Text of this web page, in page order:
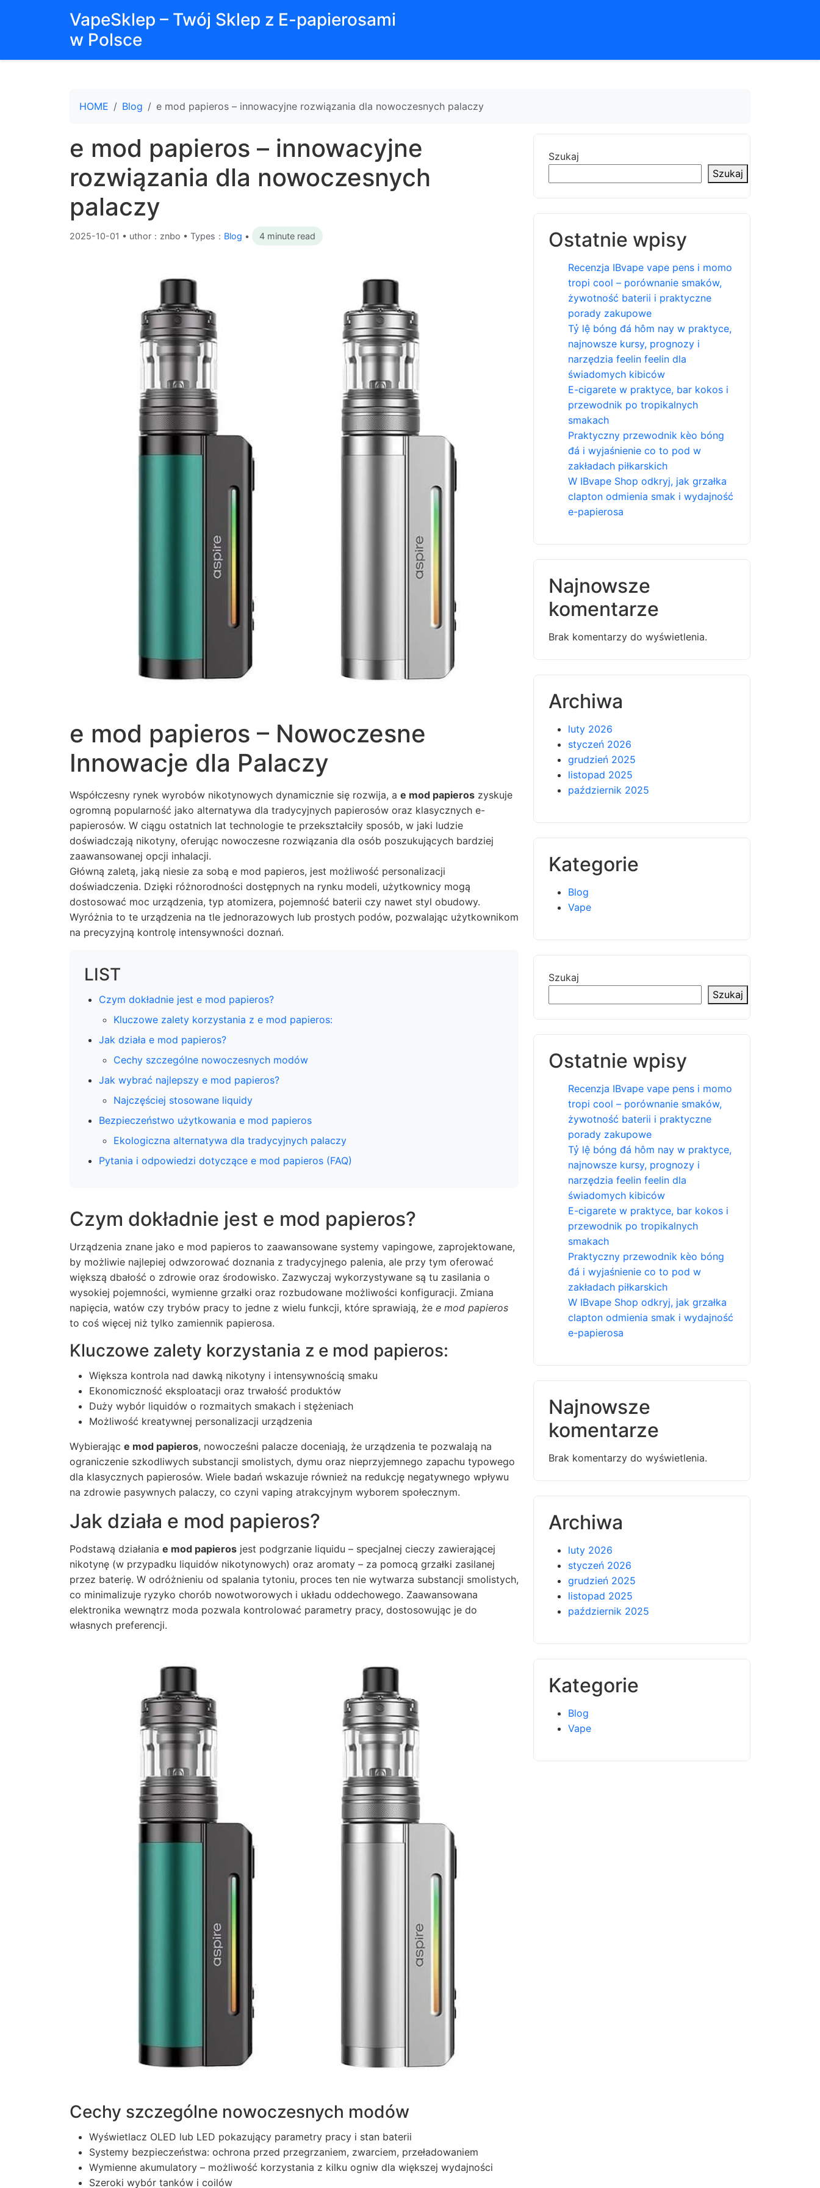
VapeSklep – Twój Sklep z E-papierosami
w Polsce
HOME Blog e mod papieros – innowacyjne rozwiązania dla nowoczesnych palaczy
e mod papieros – innowacyjne
rozwiązania dla nowoczesnych
palaczy
2025-10-01 • uthor：znbo • Types： Blog • 4 minute read
e mod papieros – Nowoczesne
Innowacje dla Palaczy
Współczesny rynek wyrobów nikotynowych dynamicznie się rozwija, a e mod papieros zyskuje
ogromną popularność jako alternatywa dla tradycyjnych papierosów oraz klasycznych e-
papierosów. W ciągu ostatnich lat technologie te przekształciły sposób, w jaki ludzie
doświadczają nikotyny, oferując nowoczesne rozwiązania dla osób poszukujących bardziej
zaawansowanej opcji inhalacji.
Główną zaletą, jaką niesie za sobą e mod papieros, jest możliwość personalizacji
doświadczenia. Dzięki różnorodności dostępnych na rynku modeli, użytkownicy mogą
dostosować moc urządzenia, typ atomizera, pojemność baterii czy nawet styl obudowy.
Wyróżnia to te urządzenia na tle jednorazowych lub prostych podów, pozwalając użytkownikom
na precyzyjną kontrolę intensywności doznań.
LIST
Czym dokładnie jest e mod papieros?
Kluczowe zalety korzystania z e mod papieros:
Jak działa e mod papieros?
Cechy szczególne nowoczesnych modów
Jak wybrać najlepszy e mod papieros?
Najczęściej stosowane liquidy
Bezpieczeństwo użytkowania e mod papieros
Ekologiczna alternatywa dla tradycyjnych palaczy
Pytania i odpowiedzi dotyczące e mod papieros (FAQ)
Czym dokładnie jest e mod papieros?
Urządzenia znane jako e mod papieros to zaawansowane systemy vapingowe, zaprojektowane,
by możliwie najlepiej odwzorować doznania z tradycyjnego palenia, ale przy tym oferować
większą dbałość o zdrowie oraz środowisko. Zazwyczaj wykorzystywane są tu zasilania o
wysokiej pojemności, wymienne grzałki oraz rozbudowane możliwości konfiguracji. Zmiana
napięcia, watów czy trybów pracy to jedne z wielu funkcji, które sprawiają, że e mod papieros
to coś więcej niż tylko zamiennik papierosa.
Kluczowe zalety korzystania z e mod papieros:
Większa kontrola nad dawką nikotyny i intensywnością smaku
Ekonomiczność eksploatacji oraz trwałość produktów
Duży wybór liquidów o rozmaitych smakach i stężeniach
Możliwość kreatywnej personalizacji urządzenia
Wybierając e mod papieros, nowocześni palacze doceniają, że urządzenia te pozwalają na
ograniczenie szkodliwych substancji smolistych, dymu oraz nieprzyjemnego zapachu typowego
dla klasycznych papierosów. Wiele badań wskazuje również na redukcję negatywnego wpływu
na zdrowie pasywnych palaczy, co czyni vaping atrakcyjnym wyborem społecznym.
Jak działa e mod papieros?
Podstawą działania e mod papieros jest podgrzanie liquidu – specjalnej cieczy zawierającej
nikotynę (w przypadku liquidów nikotynowych) oraz aromaty – za pomocą grzałki zasilanej
przez baterię. W odróżnieniu od spalania tytoniu, proces ten nie wytwarza substancji smolistych,
co minimalizuje ryzyko chorób nowotworowych i układu oddechowego. Zaawansowana
elektronika wewnątrz moda pozwala kontrolować parametry pracy, dostosowując je do
własnych preferencji.
Cechy szczególne nowoczesnych modów
Wyświetlacz OLED lub LED pokazujący parametry pracy i stan baterii
Systemy bezpieczeństwa: ochrona przed przegrzaniem, zwarciem, przeładowaniem
Wymienne akumulatory – możliwość korzystania z kilku ogniw dla większej wydajności
Szeroki wybór tanków i coilów
Szukaj
Szukaj
Ostatnie wpisy
Recenzja IBvape vape pens i momo
tropi cool – porównanie smaków,
żywotność baterii i praktyczne
porady zakupowe
Tỷ lệ bóng đá hôm nay w praktyce,
najnowsze kursy, prognozy i
narzędzia feelin feelin dla
świadomych kibiców
E-cigarete w praktyce, bar kokos i
przewodnik po tropikalnych
smakach
Praktyczny przewodnik kèo bóng
đá i wyjaśnienie co to pod w
zakładach piłkarskich
W IBvape Shop odkryj, jak grzałka
clapton odmienia smak i wydajność
e-papierosa
Najnowsze
komentarze
Brak komentarzy do wyświetlenia.
Archiwa
luty 2026
styczeń 2026
grudzień 2025
listopad 2025
październik 2025
Kategorie
Blog
Vape
Szukaj
Szukaj
Ostatnie wpisy
Recenzja IBvape vape pens i momo
tropi cool – porównanie smaków,
żywotność baterii i praktyczne
porady zakupowe
Tỷ lệ bóng đá hôm nay w praktyce,
najnowsze kursy, prognozy i
narzędzia feelin feelin dla
świadomych kibiców
E-cigarete w praktyce, bar kokos i
przewodnik po tropikalnych
smakach
Praktyczny przewodnik kèo bóng
đá i wyjaśnienie co to pod w
zakładach piłkarskich
W IBvape Shop odkryj, jak grzałka
clapton odmienia smak i wydajność
e-papierosa
Najnowsze
komentarze
Brak komentarzy do wyświetlenia.
Archiwa
luty 2026
styczeń 2026
grudzień 2025
listopad 2025
październik 2025
Kategorie
Blog
Vape